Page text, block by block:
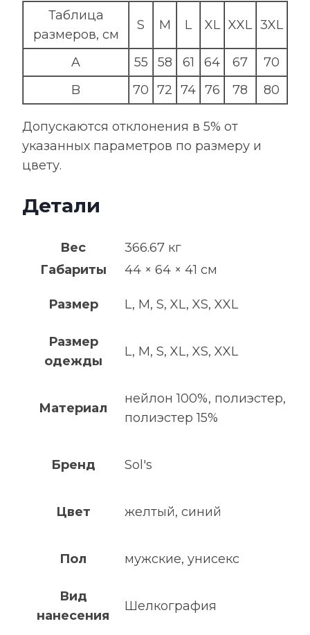
Таблица
размеров, см
S M L XL XXL 3XL
A 55 58 61 64 67
70
B
70 72 74 76 78 80
Допускаются отклонения в 5% от
указанных параметров по размеру и
цвету.
Детали
Вес
366.67 кг
Габариты
44 × 64 × 41 см
Размер L, M, S, XL, XS, XXL
Размер
одежды
L, M, S, XL, XS, XXL
Материал
нейлон 100%, полиэстер,
полиэстер 15%
Бренд Sol's
Цвет желтый, синий
Пол мужские, унисекс
Вид
нанесения
Шелкография